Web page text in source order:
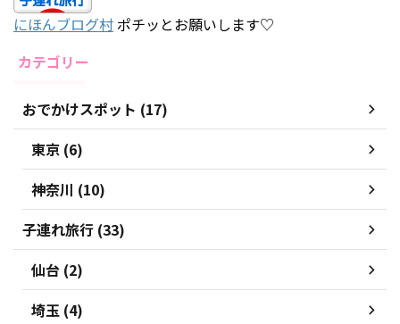
にほんブログ村 ポチッとお願いします♡
カテゴリー
おでかけスポット (17)
東京 (6)
神奈川 (10)
子連れ旅行 (33)
仙台 (2)
埼玉 (4)